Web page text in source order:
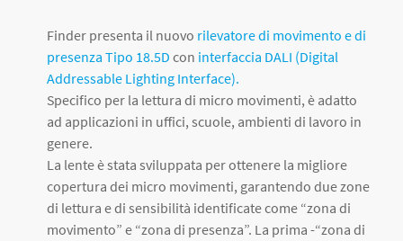
Finder presenta il nuovo rilevatore di movimento e di
presenza Tipo 18.5D con interfaccia DALI (Digital
Addressable Lighting Interface).
Specifico per la lettura di micro movimenti, è adatto
ad applicazioni in uffici, scuole, ambienti di lavoro in
genere.
La lente è stata sviluppata per ottenere la migliore
copertura dei micro movimenti, garantendo due zone
di lettura e di sensibilità identificate come “zona di
movimento” e “zona di presenza”. La prima -“zona di